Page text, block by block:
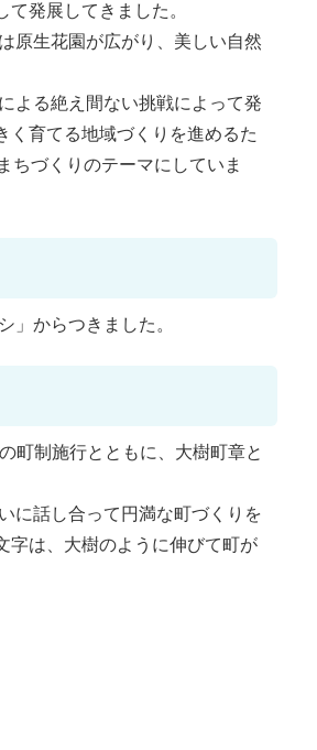
発展してきました。
原生花園が広がり、美しい自然
よる絶え間ない挑戦によって発
く育てる地域づくりを進めるた
ちづくりのテーマにしていま
」からつきました。
町制施行とともに、大樹町章と
に話し合って円満な町づくりを
字は、大樹のように伸びて町が